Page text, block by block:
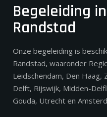
Begeleiding
Randstad
Onze begeleiding is
Randstad, waaronder
Leidschendam, Den
Delft, Rijswijk, Midden-
Gouda, Utrecht en